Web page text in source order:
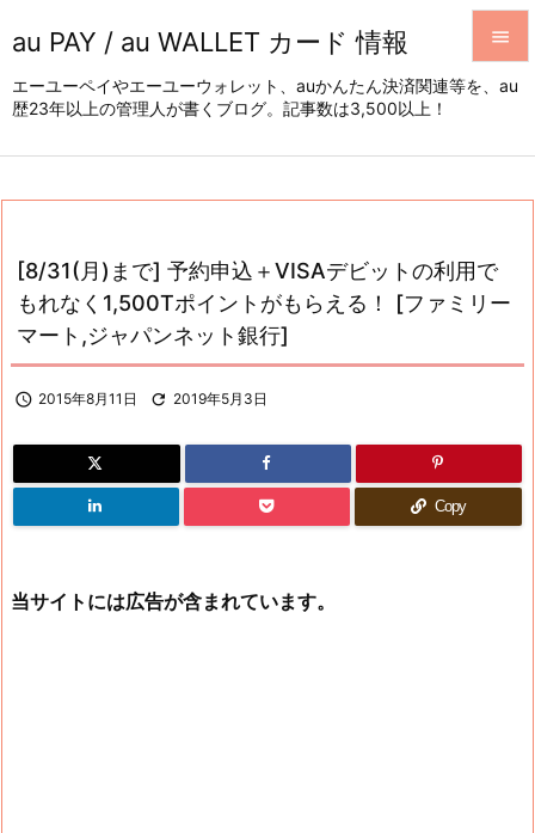
au PAY / au WALLET カード 情報
エーユーペイやエーユーウォレット、auかんたん決済関連等を、au
歴23年以上の管理人が書くブログ。記事数は3,500以上！




[8/31(月)まで] 予約申込＋VISAデビットの利用で
もれなく1,500Tポイントがもらえる！ [ファミリー
マート,ジャパンネット銀行]
 2015年8月11日  2019年5月3日
Copy
当サイトには広告が含まれています。